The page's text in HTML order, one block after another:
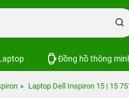
Đồng hồ thông
Laptop Dell Inspiron 15 | 15